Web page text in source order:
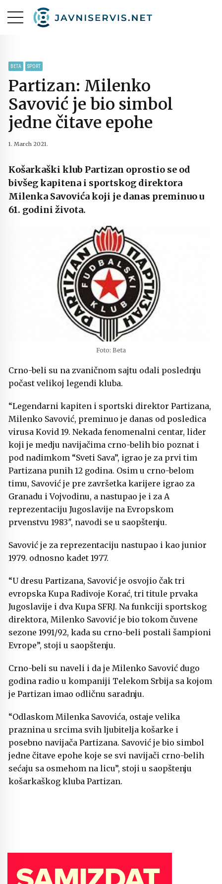
BETA SPORT
Partizan: Milenko
Savović je bio simbol
jedne čitave epohe
1. March 2021.
Košarkaški klub Partizan oprostio se od
bivšeg kapitena i sportskog direktora
Milenka Savovića koji je danas preminuo u
61. godini života.
Foto: Beta
Crno-beli su na zvaničnom sajtu odali poslednju
počast velikoj legendi kluba.
“Legendarni kapiten i sportski direktor Partizana,
Milenko Savović, preminuo je danas od posledica
virusa Kovid 19. Nekada fenomenalni centar, lider
koji je medju navijačima crno-belih bio poznat i
pod nadimkom “Sveti Sava”, igrao je za prvi tim
Partizana punih 12 godina. Osim u crno-belom
timu, Savović je pre završetka karijere igrao za
Granadu i Vojvodinu, a nastupao je i za A
reprezentaciju Jugoslavije na Evropskom
prvenstvu 1983″, navodi se u saopštenju.
Savović je za reprezentaciju nastupao i kao junior
1979. odnosno kadet 1977.
“U dresu Partizana, Savović je osvojio čak tri
evropska Kupa Radivoje Korać, tri titule prvaka
Jugoslavije i dva Kupa SFRJ. Na funkciji sportskog
direktora, Milenko Savović je bio tokom čuvene
sezone 1991/92, kada su crno-beli postali šampioni
Evrope”, stoji u saopštenju.
Crno-beli su naveli i da je Milenko Savović dugo
godina radio u kompaniji Telekom Srbija sa kojom
je Partizan imao odličnu saradnju.
“Odlaskom Milenka Savovića, ostaje velika
praznina u srcima svih ljubitelja košarke i
posebno navijača Partizana. Savović je bio simbol
jedne čitave epohe koje se svi navijači crno-belih
sećaju sa osmehom na licu”, stoji u saopštenju
košarkaškog kluba Partizan.